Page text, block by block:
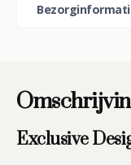
Exclusive